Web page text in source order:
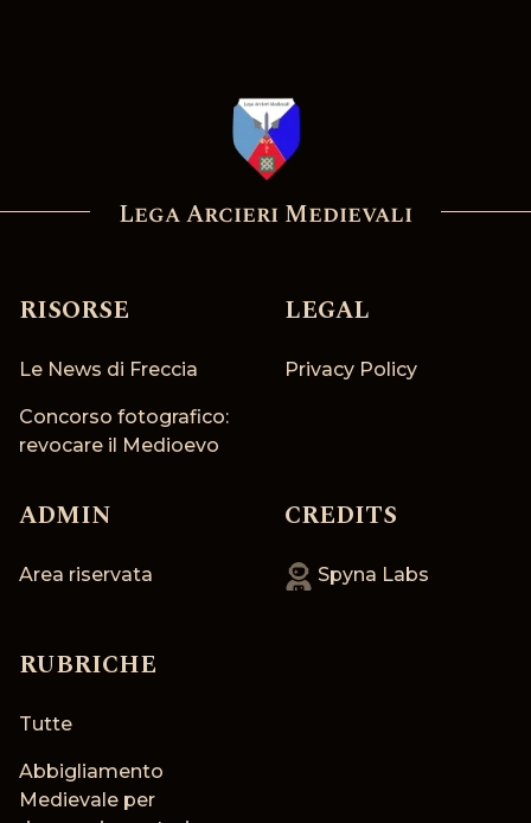
Lega Arcieri Medievali
RISORSE
Le News di Freccia
Concorso fotografico:
revocare il Medioevo
LEGAL
Privacy Policy
ADMIN
Area riservata
CREDITS
Spyna Labs
RUBRICHE
Tutte
Abbigliamento
Medievale per